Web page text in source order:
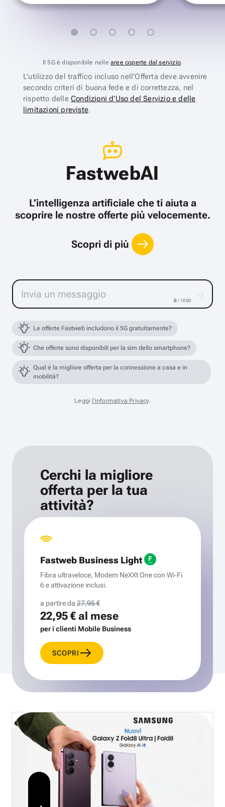
Il 5G è disponibile nelle aree coperte dal servizio.
L’utilizzo del traffico incluso nell’Offerta deve avvenire
secondo criteri di buona fede e di correttezza, nel
rispetto delle Condizioni d’Uso del Servizio e delle
limitazioni previste.
FastwebAI
L’intelligenza artificiale che ti aiuta a
scoprire le nostre offerte più velocemente.
Scopri di più
0 / 1000
Le offerte Fastweb includono il 5G gratuitamente?
Che offerte sono disponibili per la sim dello smartphone?
Qual è la migliore offerta per la connessione a casa e in
mobilità?
Leggi l'informativa Privacy.
Cerchi la migliore
offerta per la tua
attività?
Fastweb Business Light
Fibra ultraveloce, Modem NeXXt One con Wi‑Fi
6 e attivazione inclusi.
a partire da 27,95 €
22,95 €al mese
per i clienti Mobile Business
SCOPRI